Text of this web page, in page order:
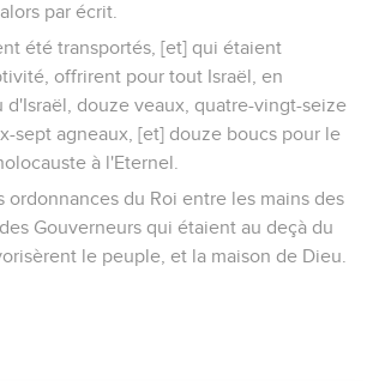
par écrit.
été transportés, [et] qui étaient
offrirent pour tout Israël, en
d'Israël, douze veaux, quatre-vingt-seize
sept agneaux, [et] douze boucs pour le
à l'Eternel.
ordonnances du Roi entre les mains des
Gouverneurs qui étaient au deçà du
le peuple, et la maison de Dieu.